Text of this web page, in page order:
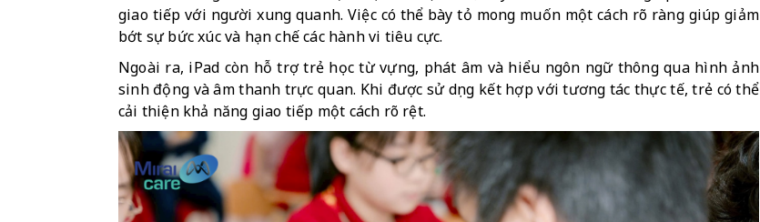
giao tiếp với người xung quanh. Việc có thể bày tỏ mong muốn một cách rõ ràng giúp giảm
bớt sự bức xúc và hạn chế các hành vi tiêu cực.
Ngoài ra, iPad còn hỗ trợ trẻ học từ vựng, phát âm và hiểu ngôn ngữ thông qua hình ảnh
sinh động và âm thanh trực quan. Khi được sử dụng kết hợp với tương tác thực tế, trẻ có thể
cải thiện khả năng giao tiếp một cách rõ rệt.